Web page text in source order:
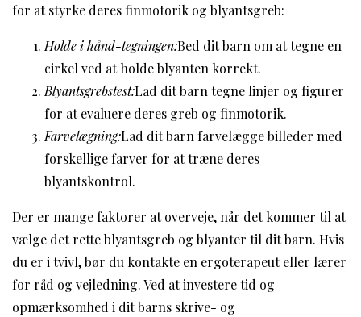
for at styrke deres finmotorik og blyantsgreb:
Holde i hånd-tegningen:Bed dit barn om at tegne en
cirkel ved at holde blyanten korrekt.
Blyantsgrebstest:Lad dit barn tegne linjer og figurer
for at evaluere deres greb og finmotorik.
Farvelægning:Lad dit barn farvelægge billeder med
forskellige farver for at træne deres
blyantskontrol.
Der er mange faktorer at overveje, når det kommer til at
vælge det rette blyantsgreb og blyanter til dit barn. Hvis
du er i tvivl, bør du kontakte en ergoterapeut eller lærer
for råd og vejledning. Ved at investere tid og
opmærksomhed i dit barns skrive- og